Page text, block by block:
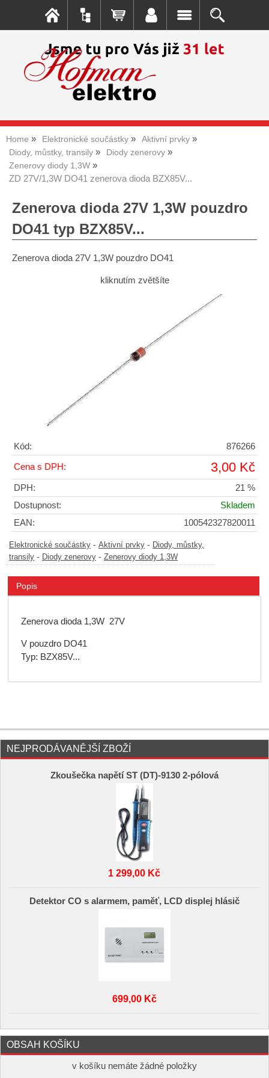
Home Elektronické součástky
Aktivní prvky
Diody, můstky, transily
Diody zenerovy
Zenerovy diody 1,3W
ZD 27V/1,3W DO41 zenerova dioda BZX85V...
Zenerova dioda 27V 1,3W pouzdro
DO41 typ BZX85V...
Zenerova dioda 27V 1,3W pouzdro DO41
kliknutím zvětšíte
Kód: 876266
Cena s DPH: 3,00 Kč
DPH:
21 %
Dostupnost:
Skladem
EAN:
100542327820011
Elektronické součástky - Aktivní prvky - Diody, můstky,
transily - Diody zenerovy - Zenerovy diody 1,3W
Popis
Zenerova dioda 1,3W 27V
V pouzdro DO41
Typ: BZX85V...
NEJPRODÁVANĚJŠÍ ZBOŽÍ
Zkoušečka napětí ST (DT)-9130 2-pólová
1 299,00 Kč
Detektor CO s alarmem, paměť, LCD displej hlásič
699,00 Kč
OBSAH KOŠÍKU
v košíku nemáte žádné položky